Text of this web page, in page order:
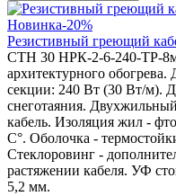
Новинка-20%
Резистивный греющий
СТН 30 НРК-2-6-240-ТР-8м
архитектурного
секции: 240 Вт (30 Вт/м).
снеготаяния.
кабель. Изоляция жил -
С°. Оболочка -
Стеклоровинг -
растяжении кабеля. УФ
5,2 мм.